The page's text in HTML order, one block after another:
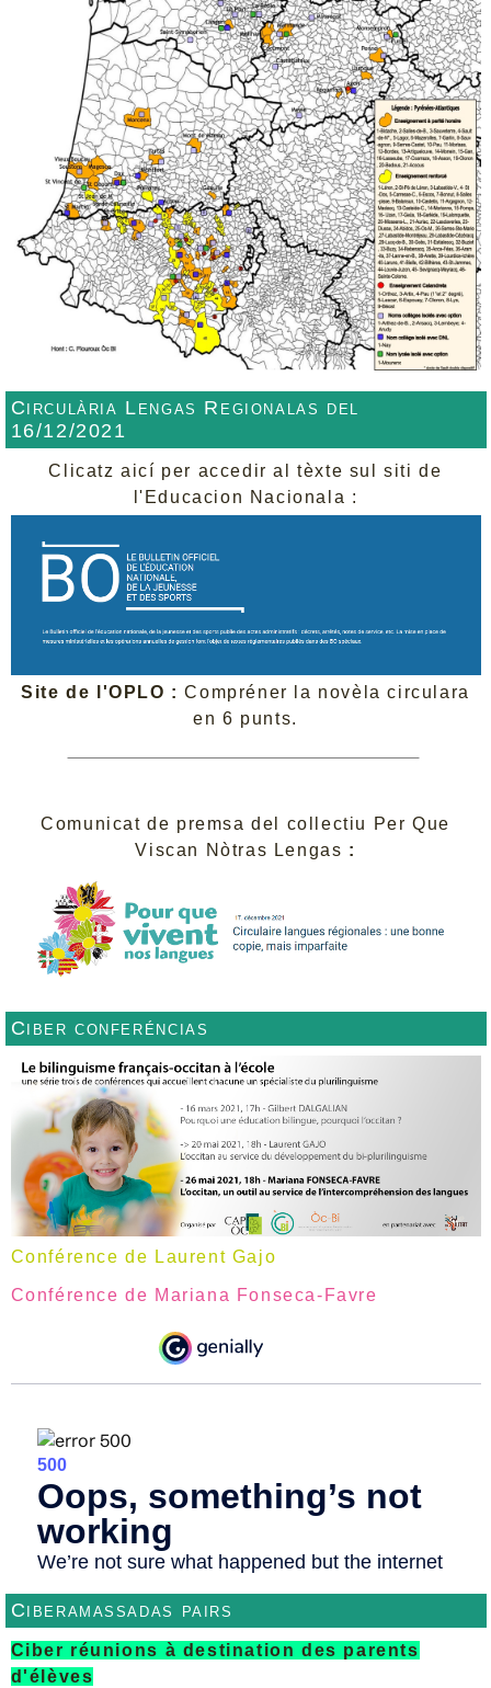
Circulària Lengas Regionalas del
16/12/2021
Clicatz aicí per accedir al tèxte sul siti de
l'Educacion Nacionala :
Site de l'OPLO :Compréner la novèla circulara
en 6 punts.
Comunicat de premsa del collectiu Per Que
Viscan Nòtras Lengas :
Ciber conferéncias
Conférence de Laurent Gajo
Conférence de Mariana Fonseca-Favre
Ciberamassadas pairs
Ciber réunions à destination des parents
d'élèves